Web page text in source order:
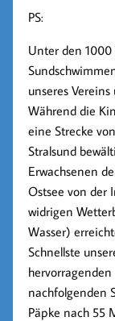
PS:
Unter den
unseres
Während die
eine Strecke
Stralsund
Erwachsenen
Ostsee von der
widrigen
Wasser)
Schnellste
nachfolgenden
Päpke nach 55